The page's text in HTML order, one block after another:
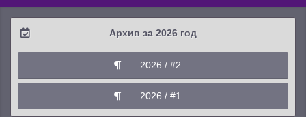
Архив за 2026 год
2026 / #2
2026 / #1